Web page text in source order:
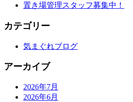
置き場管理スタッフ募集中！
カテゴリー
気まぐれブログ
アーカイブ
2026年7月
2026年6月